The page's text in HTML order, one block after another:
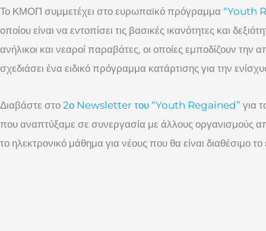
Το ΚΜΟΠ συμμετέχει στο ευρωπαϊκό πρόγραμμα “Youth
οποίου είναι να εντοπίσει τις βασικές ικανότητες και
ανήλικοι και νεαροί παραβάτες, οι οποίες εμποδίζουν την
σχεδιάσει ένα ειδικό πρόγραμμα κατάρτισης για την
Διαβάστε στο 2ο Newsletter του “Youth Regained” για
που αναπτύξαμε σε συνεργασία με άλλους οργανισμούς
το ηλεκτρονικό μάθημα για νέους που θα είναι διαθέσιμο